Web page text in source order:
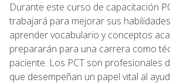
Durante este curso de capacitación
trabajará para mejorar sus
aprender vocabulario y conceptos
prepararán para una carrera como
paciente. Los PCT son profesionales
que desempeñan un papel vital al